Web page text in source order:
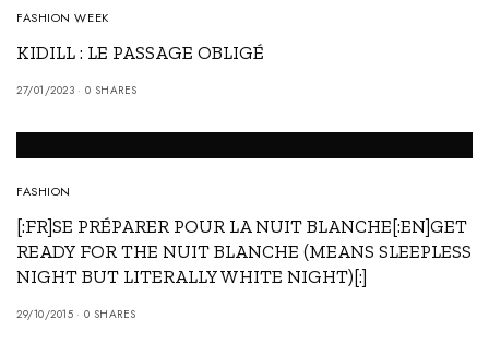
FASHION WEEK
KIDILL : LE PASSAGE OBLIGÉ
27/01/2023 0 SHARES
FASHION
[:FR]SE PRÉPARER POUR LA NUIT BLANCHE[:EN]GET
READY FOR THE NUIT BLANCHE (MEANS SLEEPLESS
NIGHT BUT LITERALLY WHITE NIGHT)[:]
29/10/2015 0 SHARES